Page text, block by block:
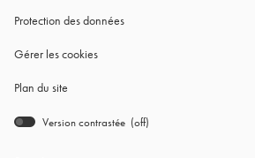
une
Protection des données(ouvre
Gérer les cookies
Plan du site
Version contrastée (off)